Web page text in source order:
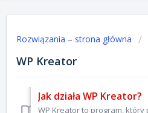
Rozwiązania – strona główna
WP Kreator
Jak działa WP Kreator?